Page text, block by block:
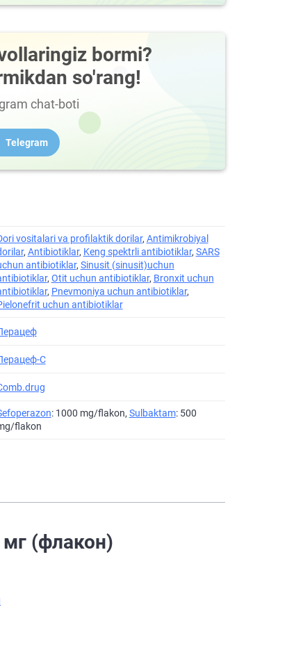
bormi?
so'rang!
chat-boti
Telegram
vositalari va profilaktik dorilar, Antimikrobiyal
, Antibiotiklar, Keng spektrli antibiotiklar, SARS
antibiotiklar, Sinusit (sinusit)uchun
, Otit uchun antibiotiklar, Bronxit uchun
, Pnevmoniya uchun antibiotiklar,
uchun antibiotiklar
С
: 1000 mg/flakon, Sulbaktam: 500
flakon
(флакон)